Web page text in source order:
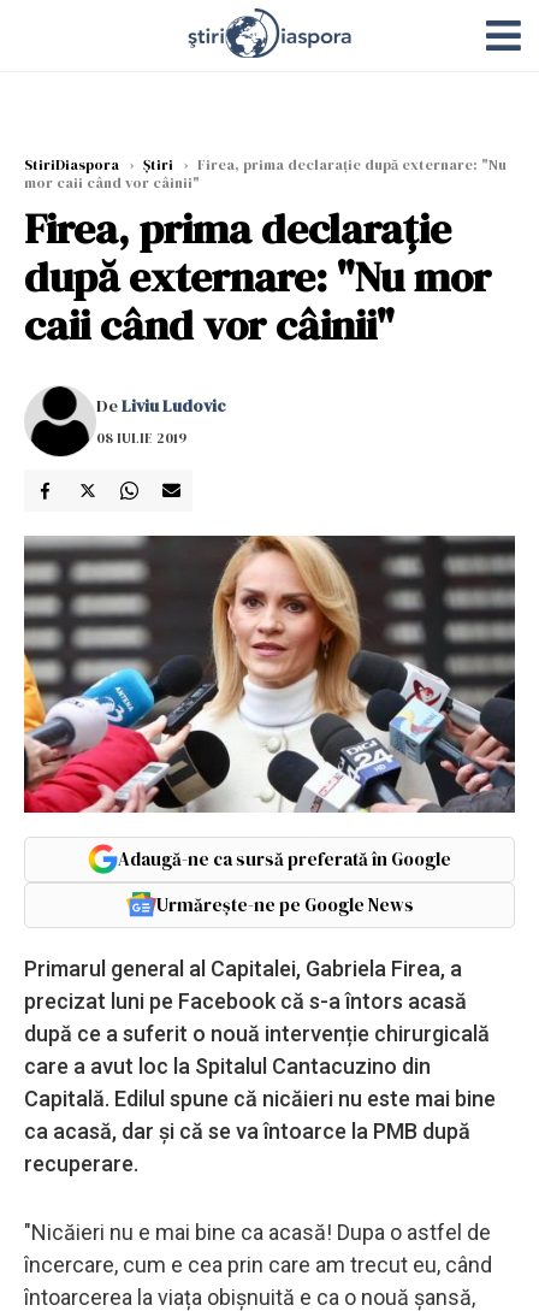
StiriDiaspora › Știri › Firea, prima declarație după externare: "Nu
mor caii când vor câinii"
Firea, prima declarație
după externare: "Nu mor
caii când vor câinii"
DeLiviu Ludovic
08 IULIE 2019
Adaugă-ne ca sursă preferată în Google
Urmărește-ne pe Google News
Primarul general al Capitalei, Gabriela Firea, a
precizat luni pe Facebook că s-a întors acasă
după ce a suferit o nouă intervenție chirurgicală
care a avut loc la Spitalul Cantacuzino din
Capitală. Edilul spune că nicăieri nu este mai bine
ca acasă, dar și că se va întoarce la PMB după
recuperare.
"Nicăieri nu e mai bine ca acasă! Dupa o astfel de
încercare, cum e cea prin care am trecut eu, când
întoarcerea la viața obișnuită e ca o nouă șansă,